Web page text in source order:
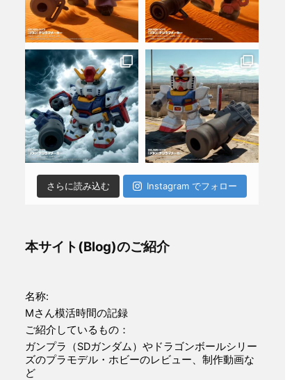
さらに読み込む Instagram でフォロー
本サイト(Blog)のご紹介
名称:
Mさん模活時間の記録
ご紹介しているもの：
ガンプラ（SDガンダム）やドラゴンボールシリー
ズのプラモデル・ホビーのレビュー、制作動画な
ど